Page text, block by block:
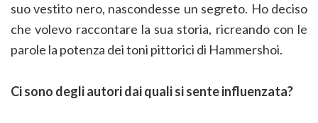
suo vestito nero, nascondesse un segreto. Ho deciso
che volevo raccontare la sua storia, ricreando con le
parole la potenza dei toni pittorici di Hammershoi.
Ci sono degli autori dai quali si sente influenzata?